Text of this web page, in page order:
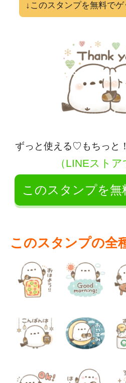
↓このスタンプを無料で
ずっと使える♡もちっと
（LINEストア
このスタンプを無
このスタンプの全